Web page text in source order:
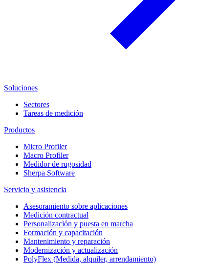
Soluciones
Sectores
Tareas de medición
Productos
Micro Profiler
Macro Profiler
Medidor de rugosidad
Sherpa Software
Servicio y asistencia
Asesoramiento sobre aplicaciones
Medición contractual
Personalización y puesta en marcha
Formación y capacitación
Mantenimiento y reparación
Modernización y actualización
PolyFlex (Medida, alquiler, arrendamiento)